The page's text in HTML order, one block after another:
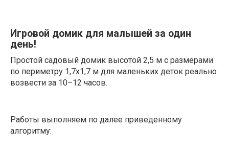
Игровой домик для малышей за один
день!
Простой садовый домик высотой 2,5 м с размерами
по периметру 1,7х1,7 м для маленьких деток реально
возвести за 10–12 часов.
Работы выполняем по далее приведенному
алгоритму: